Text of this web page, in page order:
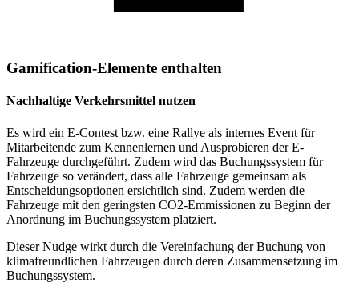
Gamification-Elemente enthalten
Nachhaltige Verkehrsmittel nutzen
Es wird ein E-Contest bzw. eine Rallye als internes Event für
Mitarbeitende zum Kennenlernen und Ausprobieren der E-
Fahrzeuge durchgeführt. Zudem wird das Buchungssystem für
Fahrzeuge so verändert, dass alle Fahrzeuge gemeinsam als
Entscheidungsoptionen ersichtlich sind. Zudem werden die
Fahrzeuge mit den geringsten CO2-Emmissionen zu Beginn der
Anordnung im Buchungssystem platziert.
Dieser Nudge wirkt durch die Vereinfachung der Buchung von
klimafreundlichen Fahrzeugen durch deren Zusammensetzung im
Buchungssystem.